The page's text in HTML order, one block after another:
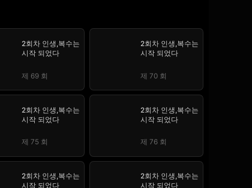
2회차 인생,복수는
시작 되었다
제 69 회
2회차 인생,복수는
시작 되었다
제 70 회
2회차 인생,복수는
시작 되었다
제 75 회
2회차 인생,복수는
시작 되었다
제 76 회
2회차 인생,복수는
시작 되었다
2회차 인생,복수는
시작 되었다